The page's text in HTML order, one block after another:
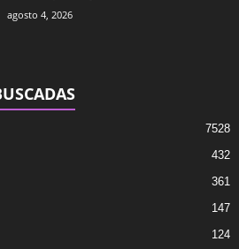
agosto 4, 2026
7528
432
361
147
124